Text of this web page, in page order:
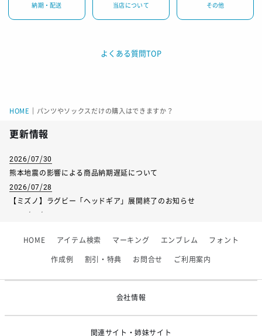
納期・配送 当店について その他
よくある質問TOP
HOME パンツやソックスだけの購入はできますか？
更新情報
2026/07/30
熊本地震の影響による商品納期遅延について
2026/07/28
【ミズノ】ラグビー「ヘッドギア」展開終了のお知らせ
2026/07/01
2026/06/09
【アシックス】一部商品「生地の在庫限り」廃盤のお知らせ
HOME アイテム検索 マーキング エンブレム フォント
作成例 割引・特典 お問合せ ご利用案内
会社情報
関連サイト・姉妹サイト